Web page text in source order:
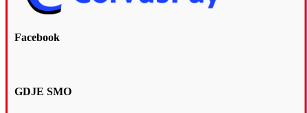
Facebook
GDJE SMO